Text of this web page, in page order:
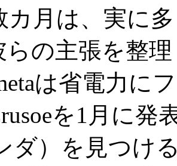
カ月は、実に
らの主張を整
は省電力に
を1月に発
ダ）を見つけ